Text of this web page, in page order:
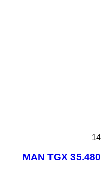
14
MAN TGX 35.480